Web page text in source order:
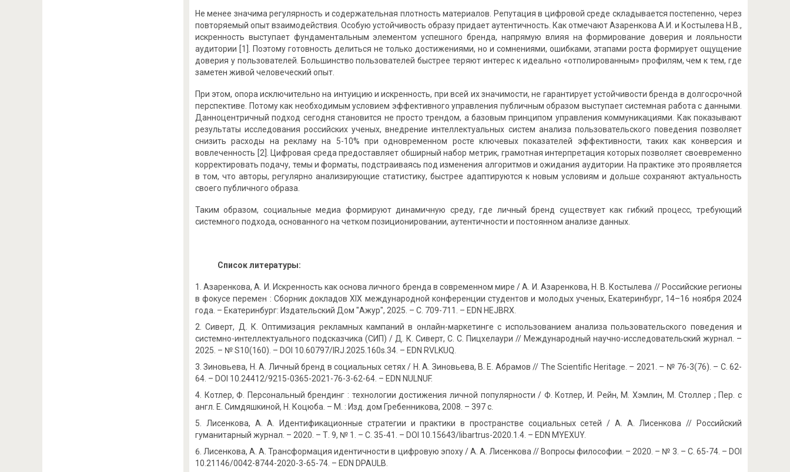
Не менее значима регулярность и содержательная плотность материалов. Репутация в цифровой среде складывается постепенно, через
повторяемый опыт взаимодействия. Особую устойчивость образу придает аутентичность. Как отмечают Азаренкова А.И. и Костылева Н.В.,
искренность выступает фундаментальным элементом успешного бренда, напрямую влияя на формирование доверия и лояльности
аудитории [1]. Поэтому готовность делиться не только достижениями, но и сомнениями, ошибками, этапами роста формирует ощущение
доверия у пользователей. Большинство пользователей быстрее теряют интерес к идеально «отполированным» профилям, чем к тем, где
заметен живой человеческий опыт.
При этом, опора исключительно на интуицию и искренность, при всей их значимости, не гарантирует устойчивости бренда в долгосрочной
перспективе. Потому как необходимым условием эффективного управления публичным образом выступает системная работа с данными.
Данноцентричный подход сегодня становится не просто трендом, а базовым принципом управления коммуникациями. Как показывают
результаты исследования российских ученых, внедрение интеллектуальных систем анализа пользовательского поведения позволяет
снизить расходы на рекламу на 5-10% при одновременном росте ключевых показателей эффективности, таких как конверсия и
вовлеченность [2]. Цифровая среда предоставляет обширный набор метрик, грамотная интерпретация которых позволяет своевременно
корректировать подачу, темы и форматы, подстраиваясь под изменения алгоритмов и ожидания аудитории. На практике это проявляется
в том, что авторы, регулярно анализирующие статистику, быстрее адаптируются к новым условиям и дольше сохраняют актуальность
своего публичного образа.
Таким образом, социальные медиа формируют динамичную среду, где личный бренд существует как гибкий процесс, требующий
системного подхода, основанного на четком позиционировании, аутентичности и постоянном анализе данных.
Списоклитературы:
Азаренкова, А. И. Искренность как основа личного бренда в современном мире / А. И. Азаренкова, Н. В. Костылева // Российские регионы
в фокусе перемен : Сборник докладов XIX международной конференции студентов и молодых ученых, Екатеринбург, 14–16 ноября 2024
года. – Екатеринбург: Издательский Дом "Ажур", 2025. – С. 709-711. – EDN HEJBRX.
Сиверт, Д. К. Оптимизация рекламных кампаний в онлайн-маркетинге с использованием анализа пользовательского поведения и
системно-интеллектуального подсказчика (СИП) / Д. К. Сиверт, С. С. Пицхелаури // Международный научно-исследовательский журнал. –
2025. – № S10(160). – DOI 10.60797/IRJ.2025.160s.34. – EDN RVLKUQ.
Зиновьева, Н. А. Личный бренд в социальных сетях / Н. А. Зиновьева, В. Е. Абрамов // The Scientific Heritage. – 2021. – № 76-3(76). – С. 62-
64. – DOI 10.24412/9215-0365-2021-76-3-62-64. – EDN NULNUF.
Котлер, Ф. Персональный брендинг : технологии достижения личной популярности / Ф. Котлер, И. Рейн, М. Хэмлин, М. Столлер ; Пер. с
англ. Е. Симдяшкиной, Н. Коцюба. – М. : Изд. дом Гребенникова, 2008. – 397 с.
Лисенкова, А. А. Идентификационные стратегии и практики в пространстве социальных сетей / А. А. Лисенкова // Российский
гуманитарный журнал. – 2020. – Т. 9, № 1. – С. 35-41. – DOI 10.15643/libartrus-2020.1.4. – EDN MYEXUY.
Лисенкова, А. А. Трансформация идентичности в цифровую эпоху / А. А. Лисенкова // Вопросы философии. – 2020. – № 3. – С. 65-74. – DOI
10.21146/0042-8744-2020-3-65-74. – EDN DPAULB.